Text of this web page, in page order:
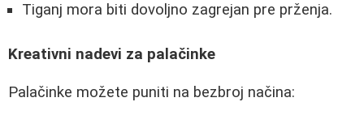
Tiganj mora biti dovoljno zagrejan pre prženja.
Kreativni nadevi za palačinke
Palačinke možete puniti na bezbroj načina: